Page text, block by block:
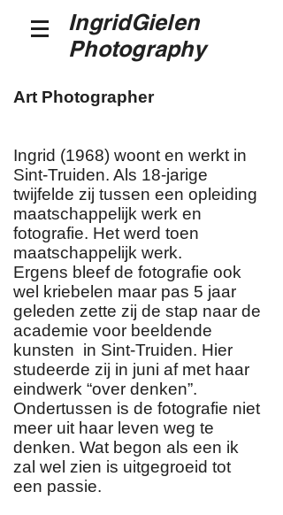
IngridGielen
Photography
Art Photographer
Ingrid (1968) woont en werkt in
Sint-Truiden. Als 18-jarige
twijfelde zij tussen een opleiding
maatschappelijk werk en
fotografie. Het werd toen
maatschappelijk werk.
Ergens bleef de fotografie ook
wel kriebelen maar pas 5 jaar
geleden zette zij de stap naar de
academie voor beeldende
kunsten in Sint-Truiden. Hier
studeerde zij in juni af met haar
eindwerk “over denken”.
Ondertussen is de fotografie niet
meer uit haar leven weg te
denken. Wat begon als een ik
zal wel zien is uitgegroeid tot
een passie.